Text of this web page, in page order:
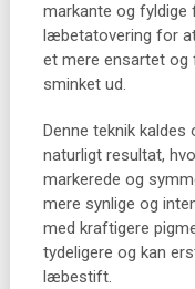
markante og fyldige
læbetatovering for
et mere ensartet og
sminket ud.
Denne teknik kaldes
naturligt resultat,
markerede og
mere synlige og
med kraftigere
tydeligere og kan
læbestift.